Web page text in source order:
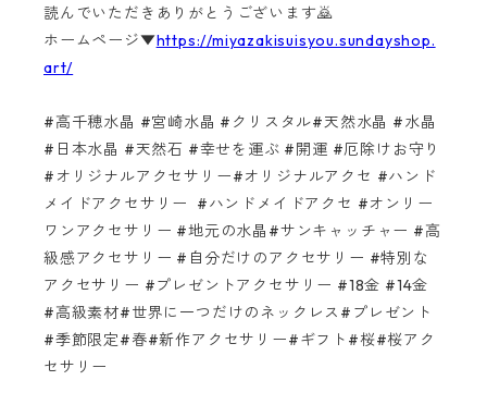
読んでいただきありがとうございます🙇
ホームページ▼https://miyazakisuisyou.sundayshop.
art/
#高千穂水晶 #宮崎水晶 #クリスタル#天然水晶 #水晶
#日本水晶 #天然石 #幸せを運ぶ #開運 #厄除けお守り
#オリジナルアクセサリー#オリジナルアクセ #ハンド
メイドアクセサリー #ハンドメイドアクセ #オンリー
ワンアクセサリー #地元の水晶#サンキャッチャー #高
級感アクセサリー #自分だけのアクセサリー #特別な
アクセサリー #プレゼントアクセサリー #18金 #14金
#高級素材#世界に一つだけのネックレス#プレゼント
#季節限定#春#新作アクセサリー#ギフト#桜#桜アク
セサリー